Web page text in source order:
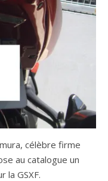
célèbre firme
au catalogue un
la GSXF.